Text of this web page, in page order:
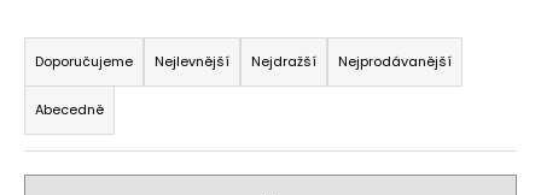
Ř
a
z
e
n
Doporučujeme Nejlevnější Nejdražší Nejprodávanější
Abecedně
e
b
u
j
e